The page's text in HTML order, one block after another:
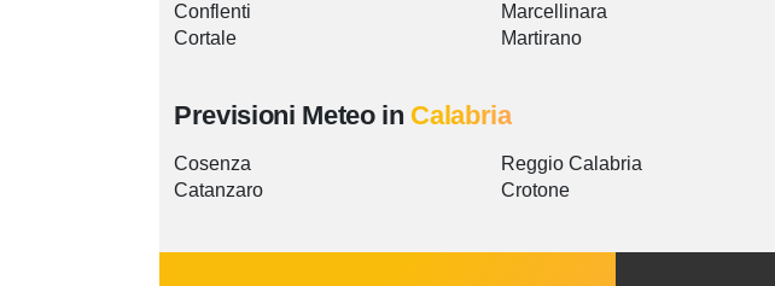
Conflenti
Cortale
Marcellinara
Martirano
Previsioni Meteo in Calabria
Cosenza
Catanzaro
Reggio Calabria
Crotone